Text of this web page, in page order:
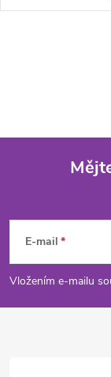
a
í
p
p
a
E-mail
Vložením e-mailu